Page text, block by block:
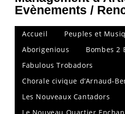
Evènements /
Accueil
Peuples et
Aborigenious
Bombes 2
Fabulous Trobadors
Chorale civique d’Arnaud-
Les Nouveaux Cantadors